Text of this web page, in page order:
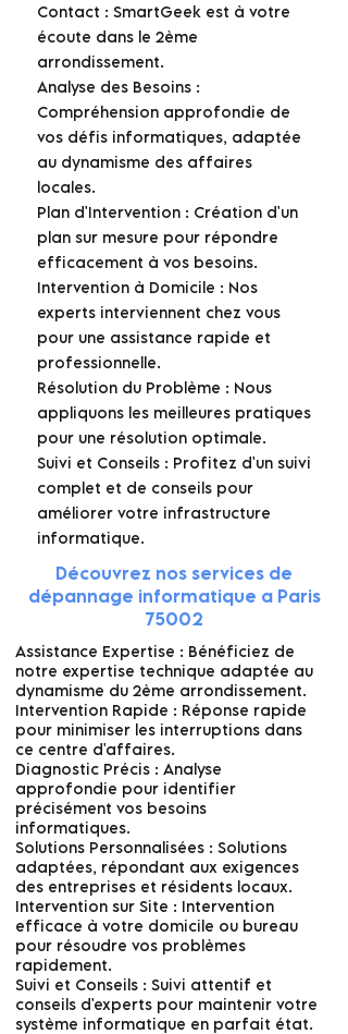
Contact : SmartGeek est à votre
écoute dans le 2ème
arrondissement.
Analyse des Besoins :
Compréhension approfondie de
vos défis informatiques, adaptée
au dynamisme des affaires
locales.
Plan d'Intervention : Création d'un
plan sur mesure pour répondre
efficacement à vos besoins.
Intervention à Domicile : Nos
experts interviennent chez vous
pour une assistance rapide et
professionnelle.
Résolution du Problème : Nous
appliquons les meilleures pratiques
pour une résolution optimale.
Suivi et Conseils : Profitez d'un suivi
complet et de conseils pour
améliorer votre infrastructure
informatique.
Découvrez nos services de
dépannage informatique a Paris
75002
Assistance Expertise : Bénéficiez de
notre expertise technique adaptée au
dynamisme du 2ème arrondissement.
Intervention Rapide : Réponse rapide
pour minimiser les interruptions dans
ce centre d'affaires.
Diagnostic Précis : Analyse
approfondie pour identifier
précisément vos besoins
informatiques.
Solutions Personnalisées : Solutions
adaptées, répondant aux exigences
des entreprises et résidents locaux.
Intervention sur Site : Intervention
efficace à votre domicile ou bureau
pour résoudre vos problèmes
rapidement.
Suivi et Conseils : Suivi attentif et
conseils d'experts pour maintenir votre
système informatique en parfait état.